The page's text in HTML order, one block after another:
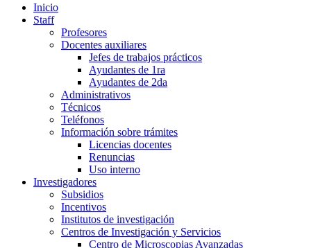
Inicio
Staff
Profesores
Docentes auxiliares
Jefes de trabajos prácticos
Ayudantes de 1ra
Ayudantes de 2da
Administrativos
Técnicos
Teléfonos
Información sobre trámites
Licencias docentes
Renuncias
Uso interno
Investigadores
Subsidios
Incentivos
Institutos de investigación
Centros de Investigación y Servicios
Centro de Microscopias Avanzadas